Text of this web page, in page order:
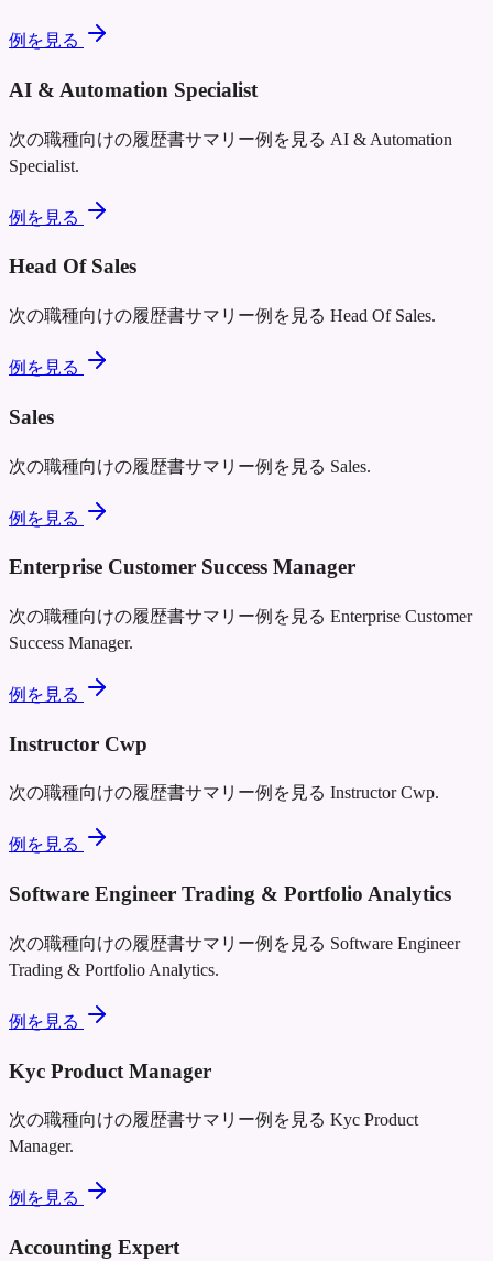
例を見る
AI & Automation Specialist
次の職種向けの履歴書サマリー例を見る AI & Automation
Specialist.
例を見る
Head Of Sales
次の職種向けの履歴書サマリー例を見る Head Of Sales.
例を見る
Sales
次の職種向けの履歴書サマリー例を見る Sales.
例を見る
Enterprise Customer Success Manager
次の職種向けの履歴書サマリー例を見る Enterprise Customer
Success Manager.
例を見る
Instructor Cwp
次の職種向けの履歴書サマリー例を見る Instructor Cwp.
例を見る
Software Engineer Trading & Portfolio Analytics
次の職種向けの履歴書サマリー例を見る Software Engineer
Trading & Portfolio Analytics.
例を見る
Kyc Product Manager
次の職種向けの履歴書サマリー例を見る Kyc Product
Manager.
例を見る
Accounting Expert